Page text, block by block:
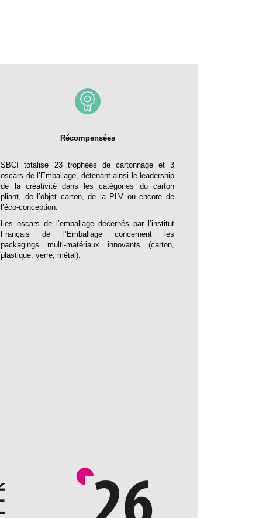
Récompensées
SBCI totalise 23 trophées de cartonnage et 3
oscars de l’Emballage, détenant ainsi le leadership
de la créativité dans les catégories du carton
pliant, de l’objet carton, de la PLV ou encore de
l’éco-conception.
Les oscars de l’emballage décernés par l’institut
Français de l’Emballage concernent les
packagings multi-matériaux innovants (carton,
plastique, verre, métal).